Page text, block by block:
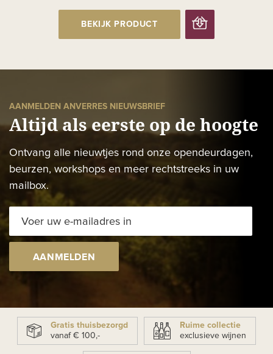
BEKIJK PRODUCT
AANMELDEN ANVERRES NIEUWSBRIEF
Altijd als eerste op de hoogte
Ontvang alle nieuwtjes rond onze opendeurdagen,
beurzen, workshops en meer rechtstreeks in uw
mailbox.
AANMELDEN
Gratis thuisbezorgd
vanaf € 100,-
Ruime collectie
exclusieve wijnen